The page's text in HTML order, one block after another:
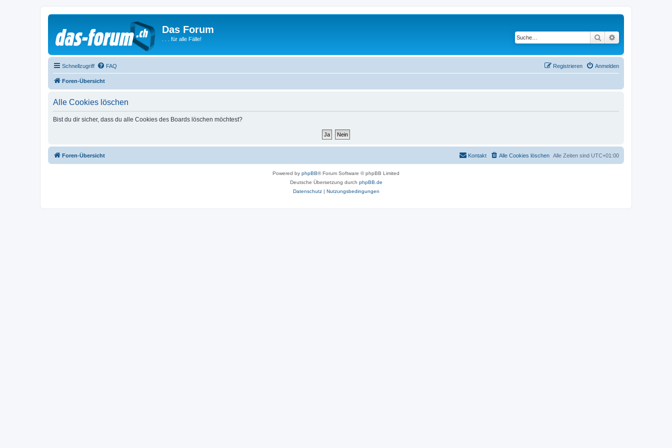
Das Forum
. . . für alle Fälle! Suche
Schnellzugriff FAQ Anmelden
Registrieren
Foren-Übersicht
Alle Cookies löschen
Bist du dir sicher, dass du alle Cookies des Boards löschen möchtest?
Foren-Übersicht Alle Zeiten sind UTC+01:00
Alle Cookies löschen
Kontakt
Powered by phpBB® Forum Software © phpBB Limited
Deutsche Übersetzung durch phpBB.de
Datenschutz| Nutzungsbedingungen